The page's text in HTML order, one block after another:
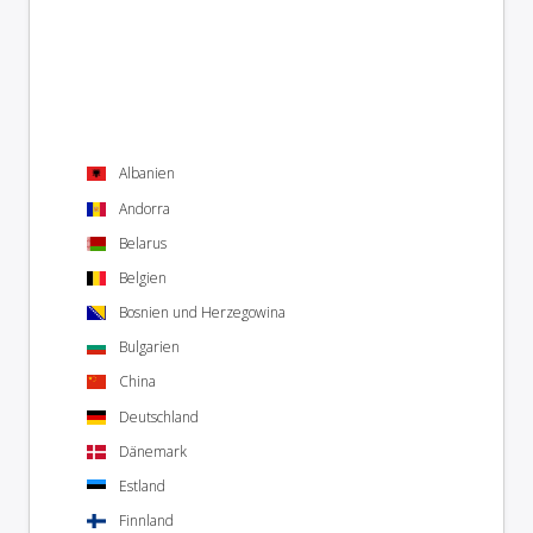
Albanien
Andorra
Belarus
Belgien
Bosnien und Herzegowina
Bulgarien
China
Deutschland
Dänemark
Estland
Finnland